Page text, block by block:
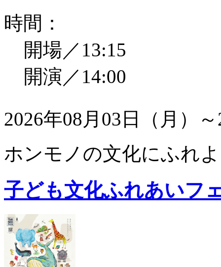
時間：
開場／13:15
開演／14:00
2026年08月03日（月）
ホンモノの文化にふれ
子ども文化ふれあいフ